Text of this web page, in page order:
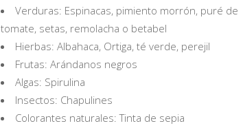
Verduras: Espinacas, pimiento morrón, puré de
tomate, setas, remolacha o betabel
Hierbas: Albahaca, Ortiga, té verde, perejil
Frutas: Arándanos negros
Algas: Spirulina
Insectos: Chapulines
Colorantes naturales: Tinta de sepia